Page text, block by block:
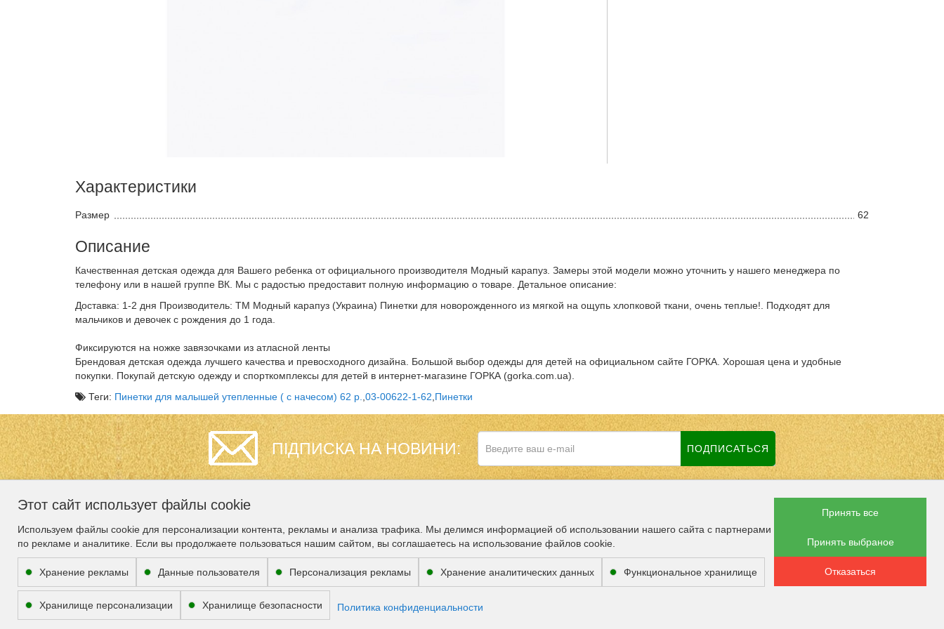
Характеристики
Размер 62
Описание
Качественная детская одежда для Вашего ребенка от официального производителя Модный карапуз. Замеры этой модели можно уточнить у нашего менеджера по
телефону или в нашей группе ВК. Мы с радостью предоставит полную информацию о товаре. Детальное описание:
Доставка: 1-2 дня Производитель: ТМ Модный карапуз (Украина) Пинетки для новорожденного из мягкой на ощупь хлопковой ткани, очень теплые!. Подходят для
мальчиков и девочек с рождения до 1 года.
Фиксируются на ножке завязочками из атласной ленты
Брендовая детская одежда лучшего качества и превосходного дизайна. Большой выбор одежды для детей на официальном сайте ГОРКА. Хорошая цена и удобные
покупки. Покупай детскую одежду и спорткомплексы для детей в интернет-магазине ГОРКА (gorka.com.ua).
Теги: Пинетки для малышей утепленные ( с начесом) 62 р. 03-00622-1-62 Пинетки
ПІДПИСКА НА НОВИНИ: ПОДПИСАТЬСЯ
Гарантия
Доставка
Сотрудничество
Условия соглашения
ПОДДЕРЖКИ
Карта сайта
Связаться с нами
Партнёры
ВОЗМОЖНОСТЬ ОПЛАТЫ
Этот сайт использует файлы cookie
Используем файлы cookie для персонализации контента, рекламы и анализа трафика. Мы делимся информацией об использовании нашего сайта с партнерами
по рекламе и аналитике. Если вы продолжаете пользоваться нашим сайтом, вы соглашаетесь на использование файлов cookie.
Хранение рекламы Данные пользователя Персонализация рекламы Хранение аналитических данных Функциональное хранилище
Хранилище персонализации Хранилище безопасности Политика конфиденциальности
Принять все
Принять выбраное
Отказаться